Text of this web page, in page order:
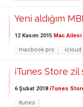
Yeni aldığım
12 Kasım 2015 Mac Ailesi
macbook-pro icloud
iTunes Store zil
6 Şubat 2018 iTunes
itunes